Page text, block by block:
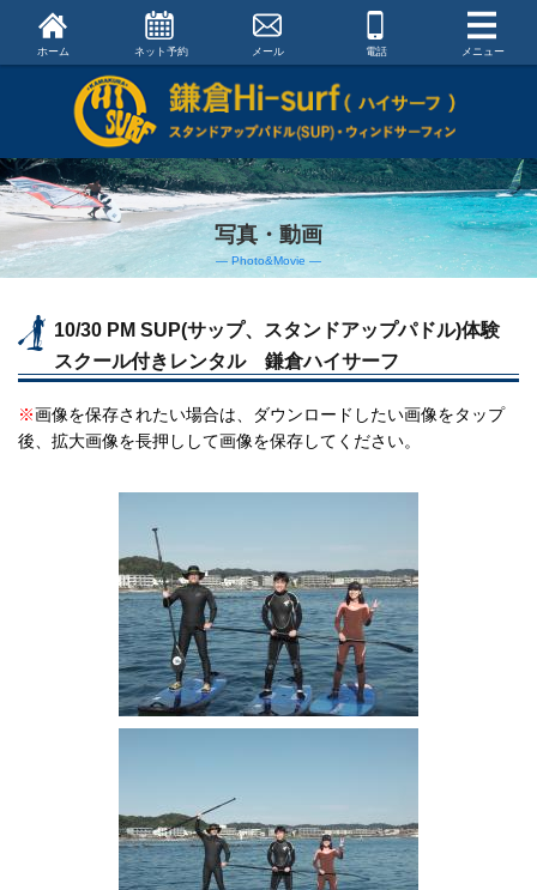
ホーム ネット予約 メール 電話 メニュー
写真・動画
― Photo&Movie ―
10/30 PM SUP(サップ、スタンドアップパドル)体験
スクール付きレンタル 鎌倉ハイサーフ
※画像を保存されたい場合は、ダウンロードしたい画像をタップ
後、拡大画像を長押しして画像を保存してください。